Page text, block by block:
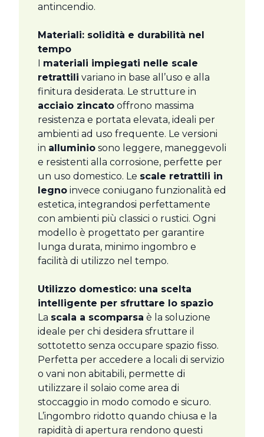
antincendio.
Materiali: solidità e durabilità nel
tempo
I materiali impiegati nelle scale
retrattili variano in base all’uso e alla
finitura desiderata. Le strutture in
acciaio zincato offrono massima
resistenza e portata elevata, ideali per
ambienti ad uso frequente. Le versioni
in alluminio sono leggere, maneggevoli
e resistenti alla corrosione, perfette per
un uso domestico. Le scale retrattili in
legno invece coniugano funzionalità ed
estetica, integrandosi perfettamente
con ambienti più classici o rustici. Ogni
modello è progettato per garantire
lunga durata, minimo ingombro e
facilità di utilizzo nel tempo.
Utilizzo domestico: una scelta
intelligente per sfruttare lo spazio
La scala a scomparsa è la soluzione
ideale per chi desidera sfruttare il
sottotetto senza occupare spazio fisso.
Perfetta per accedere a locali di servizio
o vani non abitabili, permette di
utilizzare il solaio come area di
stoccaggio in modo comodo e sicuro.
L’ingombro ridotto quando chiusa e la
rapidità di apertura rendono questi